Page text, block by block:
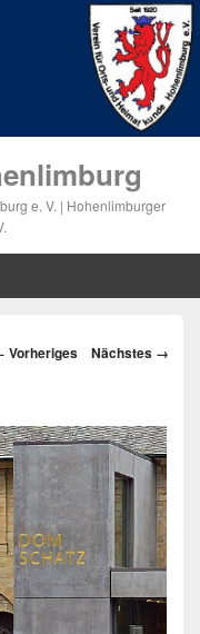
e. V. | Hohenlimburger
Vorheriges Nächstes →